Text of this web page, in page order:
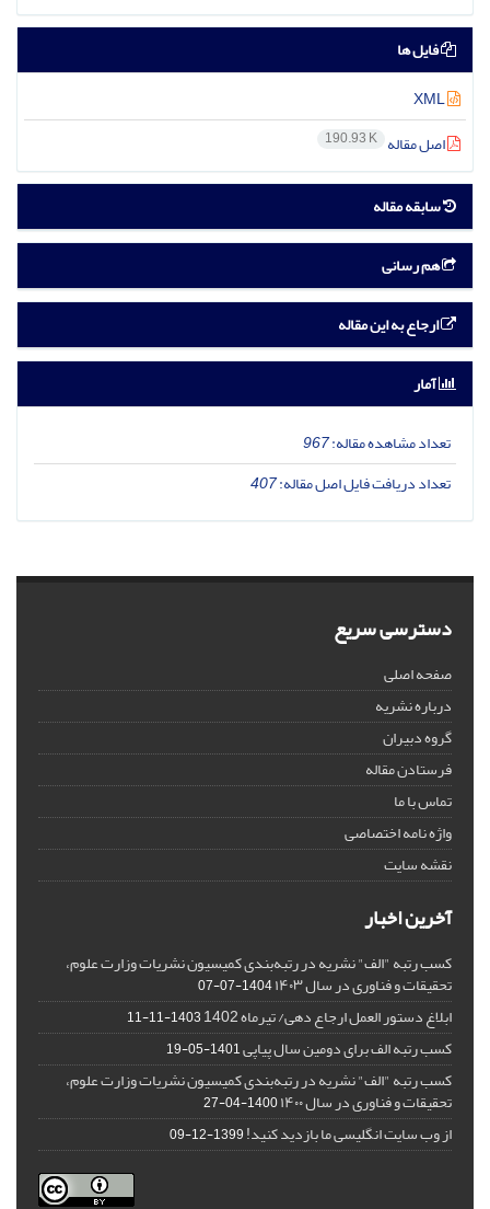
فایل ها
اصل مقاله 190.93 K
سابقه مقاله
هم رسانی
ارجاع به این مقاله
آمار
تعداد مشاهده مقاله:967
تعداد دریافت فایل اصل مقاله:407
دسترسی سریع
صفحه اصلی
درباره نشریه
گروه دبیران
فرستادن مقاله
تماس با ما
واژه نامه اختصاصی
نقشه سایت
آخرین اخبار
کسب رتبه "الف" نشریه در رتبه‌بندی کمیسیون نشریات وزارت علوم،
تحقیقات و فناوری در سال ۱۴۰۳ 1404-07-07
ابلاغ دستور العمل ارجاع دهی/ تیرماه 1402 1403-11-11
کسب رتبه الف برای دومین سال پیاپی1401-05-19
کسب رتبه "الف" نشریه در رتبه‌بندی کمیسیون نشریات وزارت علوم،
تحقیقات و فناوری در سال ۱۴۰۰ 1400-04-27
از وب سایت انگلیسی ما بازدید کنید!1399-12-09